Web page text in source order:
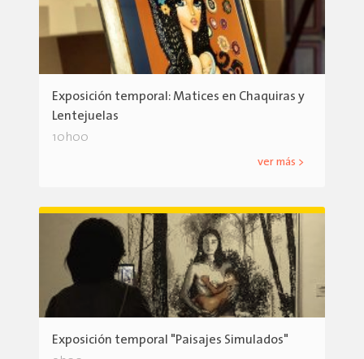
Exposición temporal: Matices en Chaquiras y
Lentejuelas
10h00
ver más >
Exposición temporal "Paisajes Simulados"